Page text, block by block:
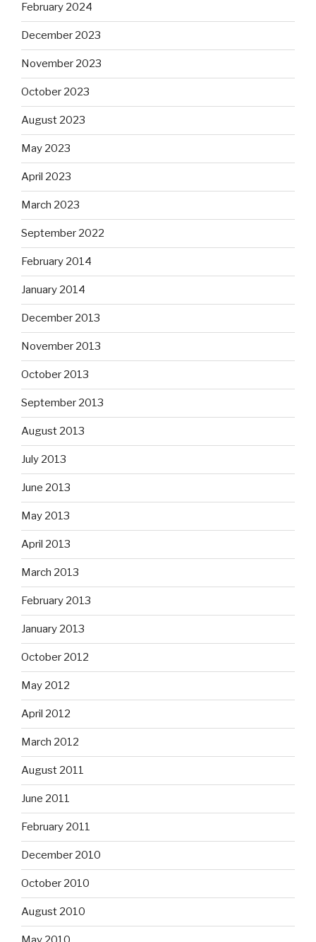
February 2024
December 2023
November 2023
October 2023
August 2023
May 2023
April 2023
March 2023
September 2022
February 2014
January 2014
December 2013
November 2013
October 2013
September 2013
August 2013
July 2013
June 2013
May 2013
April 2013
March 2013
February 2013
January 2013
October 2012
May 2012
April 2012
March 2012
August 2011
June 2011
February 2011
December 2010
October 2010
August 2010